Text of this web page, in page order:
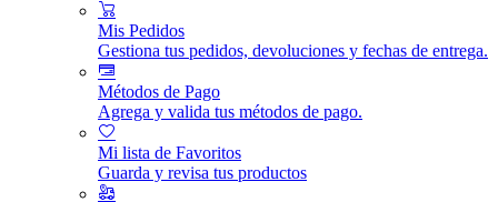
Mis Pedidos
Gestiona tus pedidos, devoluciones y fechas de entrega.
Métodos de Pago
Agrega y valida tus métodos de pago.
Mi lista de Favoritos
Guarda y revisa tus productos